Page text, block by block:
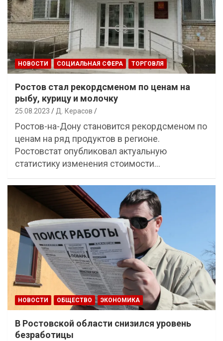
НОВОСТИ СОЦИАЛЬНАЯ СФЕРА ТОРГОВЛЯ
Ростов стал рекордсменом по ценам на
рыбу, курицу и молочку
25.08.2023 Д. Керасов
Ростов-на-Дону становится рекордсменом по
ценам на ряд продуктов в регионе.
Ростовстат опубликовал актуальную
статистику изменения стоимости…
НОВОСТИ ОБЩЕСТВО ЭКОНОМИКА
В Ростовской области снизился уровень
безработицы